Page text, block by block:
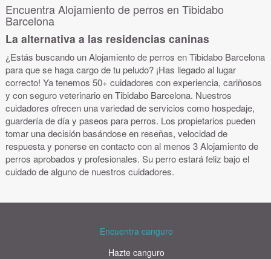
Encuentra Alojamiento de perros en Tibidabo
Barcelona
La alternativa a las residencias caninas
¿Estás buscando un Alojamiento de perros en Tibidabo Barcelona
para que se haga cargo de tu peludo? ¡Has llegado al lugar
correcto! Ya tenemos 50+ cuidadores con experiencia, cariñosos
y con seguro veterinario en Tibidabo Barcelona. Nuestros
cuidadores ofrecen una variedad de servicios como hospedaje,
guardería de día y paseos para perros. Los propietarios pueden
tomar una decisión basándose en reseñas, velocidad de
respuesta y ponerse en contacto con al menos 3 Alojamiento de
perros aprobados y profesionales. Su perro estará feliz bajo el
cuidado de alguno de nuestros cuidadores.
Encuentra canguro
Hazte canguro